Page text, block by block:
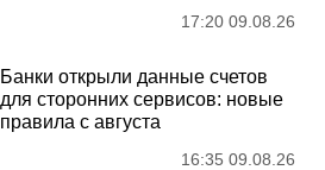
17:20 09.08.26
Банки открыли данные счетов
для сторонних сервисов: новые
правила с августа
16:35 09.08.26